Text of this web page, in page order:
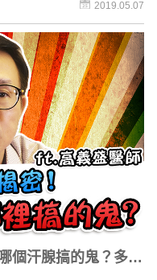
2019.05.07
個汗腺搞的鬼？多汗